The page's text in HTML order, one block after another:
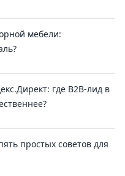
мебели:
где B2B-лид в
простых советов для